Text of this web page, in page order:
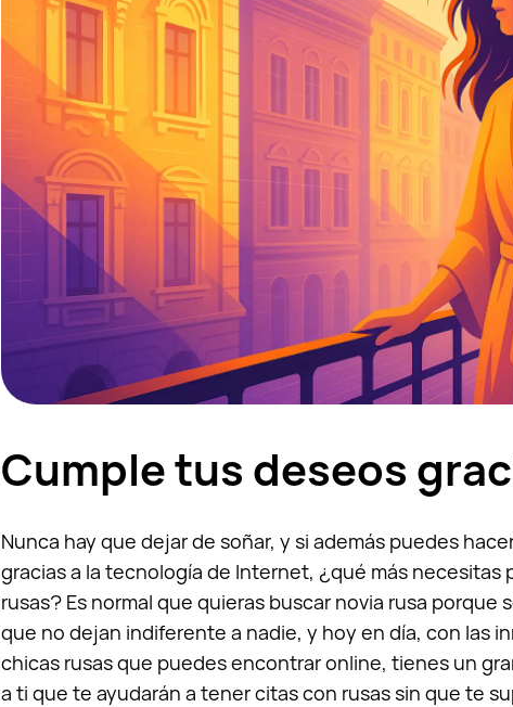
Cumple tus deseos
Nunca hay que dejar de soñar, y si además puedes
gracias a la tecnología de Internet, ¿qué más necesitas
rusas? Es normal que quieras buscar novia rusa
que no dejan indiferente a nadie, y hoy en día, con las
chicas rusas que puedes encontrar online, tienes un
a ti que te ayudarán a tener citas con rusas sin que te